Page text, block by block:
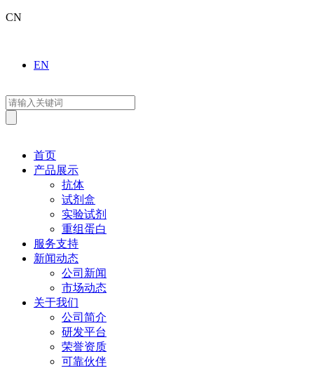
CN
EN
首页
产品展示
抗体
试剂盒
实验试剂
重组蛋白
服务支持
新闻动态
公司新闻
市场动态
关于我们
公司简介
研发平台
荣誉资质
可靠伙伴